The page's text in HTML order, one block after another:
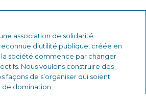
association de solidarité
d’utilité publique, créée en
la société commence par changer
Nous voulons construire des
façons de s’organiser qui soient
de domination.